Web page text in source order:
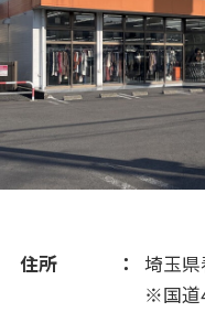
2017(228)
2016(19)
住所
埼玉
※国道